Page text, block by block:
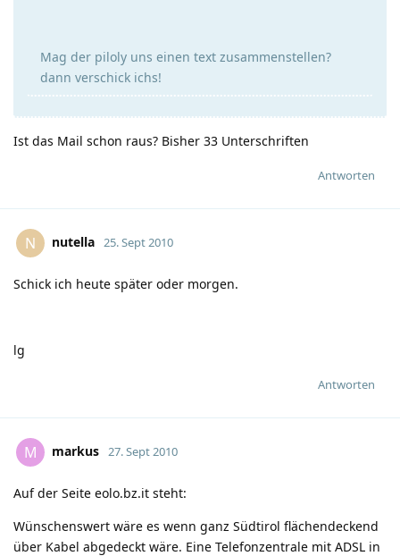
Mag der piloly uns einen text zusammenstellen?
dann verschick ichs!
Ist das Mail schon raus? Bisher 33 Unterschriften
Antworten
N nutella 25. Sept 2010
Schick ich heute später oder morgen.
lg
Antworten
M markus 27. Sept 2010
Auf der Seite eolo.bz.it steht:
Wünschenswert wäre es wenn ganz Südtirol flächendeckend
über Kabel abgedeckt wäre. Eine Telefonzentrale mit ADSL in